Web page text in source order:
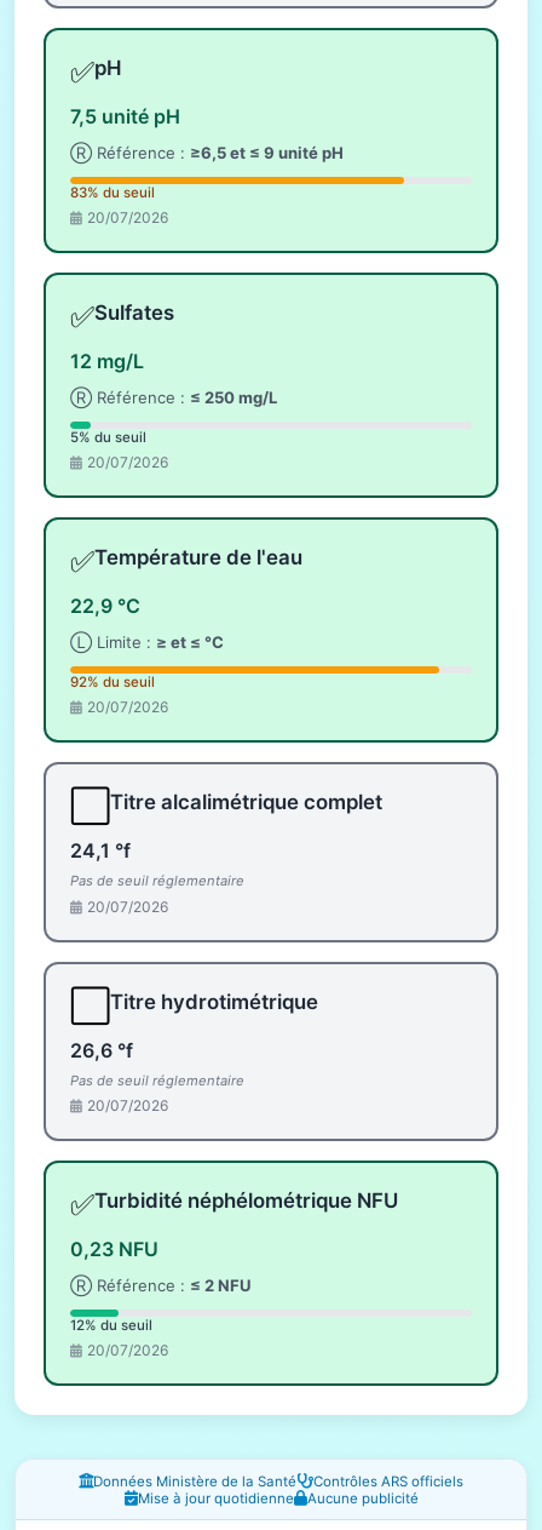
✅pH
7,5 unité pH
Ⓡ Référence : ≥6,5 et ≤ 9 unité pH
83% du seuil
20/07/2026
✅Sulfates
12 mg/L
Ⓡ Référence : ≤ 250 mg/L
5% du seuil
20/07/2026
✅Température de l'eau
22,9 °C
Ⓛ Limite : ≥ et ≤ °C
92% du seuil
20/07/2026
Titre alcalimétrique complet
24,1 °f
Pas de seuil réglementaire
20/07/2026
Titre hydrotimétrique
26,6 °f
Pas de seuil réglementaire
20/07/2026
✅Turbidité néphélométrique NFU
0,23 NFU
Ⓡ Référence : ≤ 2 NFU
12% du seuil
20/07/2026
Fenêtres d'information
Données Ministère de la Santé
Contrôles ARS officiels
Mise à jour quotidienne
Aucune publicité